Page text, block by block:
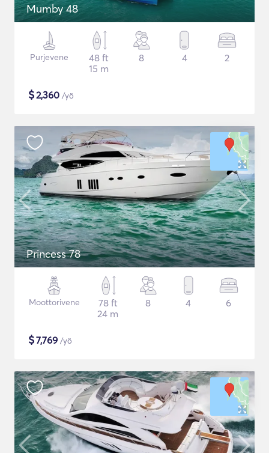
Mumby 48
Purjevene
48 ft
15 m
8 4 2
$2,360 /yö
Princess 78
Moottorivene
78 ft
24 m
8 4 6
$7,769 /yö